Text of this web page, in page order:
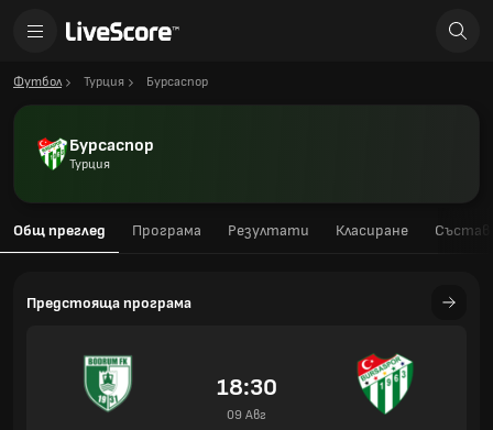
Футбол Турция Бурсаспор
Бурсаспор
Турция
Общ преглед Програма Резултати Класиране Състав
Предстояща програма
18:30
09 Авг